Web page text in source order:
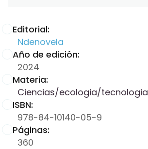
Editorial:
Ndenovela
Año de edición:
2024
Materia:
Ciencias/ecologia/tecnologia
ISBN:
978-84-10140-05-9
Páginas:
360